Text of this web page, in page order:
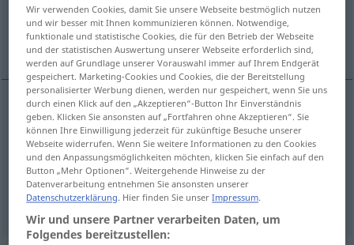
(Für mehr Details die Übersetzung anklicken/antippen)
вям, допускам [~на], рвам
оставя(м) lassen
допускам[~на] lassen zulassen
накар(в)ам lassen Gegenteil von tun
Wir verwenden Cookies, damit Sie unsere Webseite bestmöglich nutzen
und wir besser mit Ihnen kommunizieren können. Notwendige,
funktionale und statistische Cookies, die für den Betrieb der Webseite
und der statistischen Auswertung unserer Webseite erforderlich sind,
werden auf Grundlage unserer Vorauswahl immer auf Ihrem Endgerät
gespeichert. Marketing-Cookies und Cookies, die der Bereitstellung
personalisierter Werbung dienen, werden nur gespeichert, wenn Sie uns
durch einen Klick auf den „Akzeptieren“-Button Ihr Einverständnis
geben. Klicken Sie ansonsten auf „Fortfahren ohne Akzeptieren“. Sie
können Ihre Einwilligung jederzeit für zukünftige Besuche unserer
Webseite widerrufen. Wenn Sie weitere Informationen zu den Cookies
und den Anpassungsmöglichkeiten möchten, klicken Sie einfach auf den
Button „Mehr Optionen“. Weitergehende Hinweise zu der
Datenverarbeitung entnehmen Sie ansonsten unserer
Datenschutzerklärung. Hier finden Sie unserImpressum.
Wir und unsere Partner verarbeiten Daten, um
Folgendes bereitzustellen: